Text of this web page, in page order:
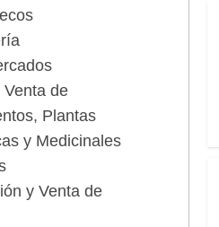
Venta de
Plantas
y Medicinales
y Venta de